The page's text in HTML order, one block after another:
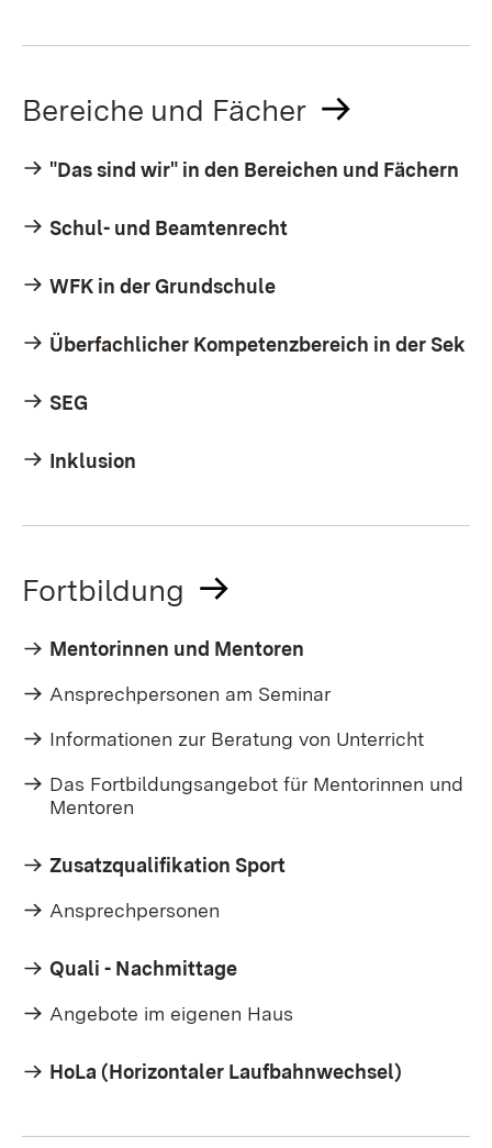
Bereiche und Fächer
"Das sind wir" in den Bereichen und Fächern
Schul- und Beamtenrecht
WFK in der Grundschule
Überfachlicher Kompetenzbereich in der Sek
SEG
Inklusion
Fortbildung
Mentorinnen und Mentoren
Ansprechpersonen am Seminar
Informationen zur Beratung von Unterricht
Das Fortbildungsangebot für Mentorinnen und
Mentoren
Zusatzqualifikation Sport
Ansprechpersonen
Quali - Nachmittage
Angebote im eigenen Haus
HoLa (Horizontaler Laufbahnwechsel)